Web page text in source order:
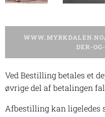
DER-
Ved Bestilling betales et
øvrige del af betalingen
Afbestilling kan ligeledes